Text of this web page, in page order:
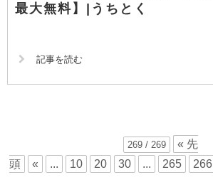
最大無料】|うちとく
記事を読む
269 / 269
« 先
頭
« ... 10 20 30 ... 265 266